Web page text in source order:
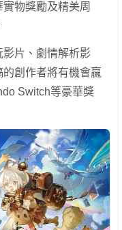
物獎勵及精美周
片、劇情解析影
創作者將有機會贏
Switch等豪華獎